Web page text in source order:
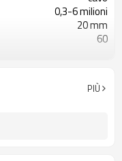
0,3-6 milioni
20 mm
60
Dotato di connettore M12
PIÙ